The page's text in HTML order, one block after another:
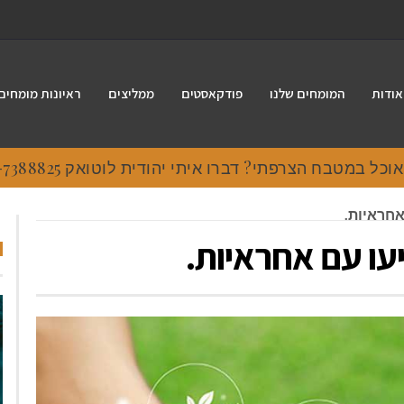
אודות המומחים שלנו פודקאסטים ממליצים ראיונות
במטבח הצרפתי? דברו איתי יהודית לוטואק 054-7388825.
עם אחראיות.